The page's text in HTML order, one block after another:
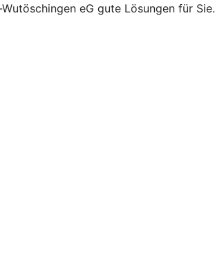
eG gute Lösungen für Sie.